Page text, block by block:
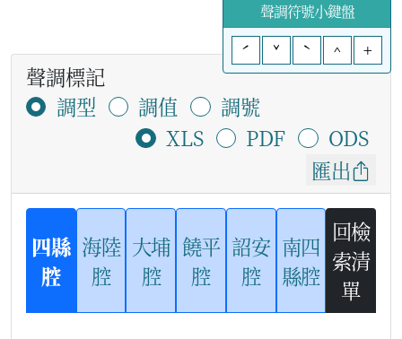
聲調符號小鍵盤
ˊ
ˇ ˋ ^ +
聲調標記
調型
調值
調號
XLS
PDF
ODS
匯出
四縣
腔
海陸
腔
大埔
腔
饒平
腔
詔安
腔
南四
縣腔
回檢
索清
單